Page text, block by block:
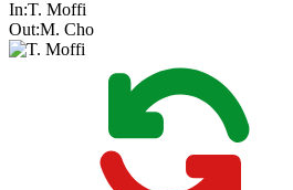
In:T. Moffi
Out:M. Cho